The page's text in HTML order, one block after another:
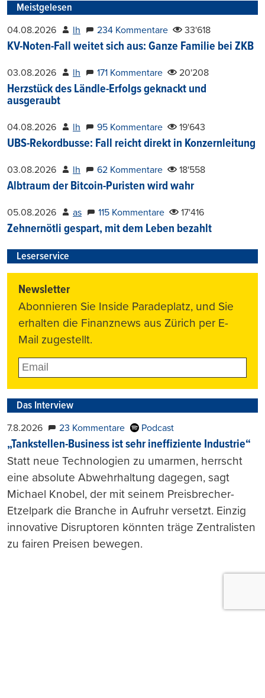
Meistgelesen
04.08.2026 lh 234 Kommentare 33'618
KV-Noten-Fall weitet sich aus: Ganze Familie bei ZKB
03.08.2026 lh 171 Kommentare 20'208
Herzstück des Ländle-Erfolgs geknackt und
ausgeraubt
04.08.2026 lh 95 Kommentare 19'643
UBS-Rekordbusse: Fall reicht direkt in Konzernleitung
03.08.2026 lh 62 Kommentare 18'558
Albtraum der Bitcoin-Puristen wird wahr
05.08.2026 as 115 Kommentare 17'416
Zehnernötli gespart, mit dem Leben bezahlt
Leserservice
Newsletter
Abonnieren Sie Inside Paradeplatz, und Sie
erhalten die Finanznews aus Zürich per E-
Mail zugestellt.
Das Interview
7.8.2026 23 Kommentare Podcast
„Tankstellen-Business ist sehr ineffiziente Industrie“
Statt neue Technologien zu umarmen, herrscht
eine absolute Abwehrhaltung dagegen, sagt
Michael Knobel, der mit seinem Preisbrecher-
Etzelpark die Branche in Aufruhr versetzt. Einzig
innovative Disruptoren könnten träge Zentralisten
zu fairen Preisen bewegen.